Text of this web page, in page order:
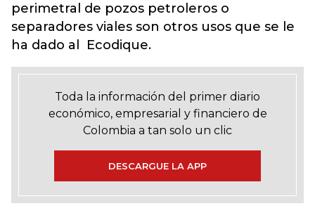
perimetral de pozos petroleros o
separadores viales son otros usos que se le
ha dado al Ecodique.
Toda la información del primer diario
económico, empresarial y financiero de
Colombia a tan solo un clic
DESCARGUE LA APP